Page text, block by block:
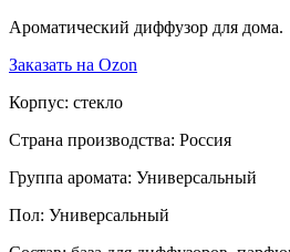
Ароматический диффузор для дома.
Заказать на Ozon
Корпус: стекло
Страна производства: Россия
Группа аромата: Универсальный
Пол: Универсальный